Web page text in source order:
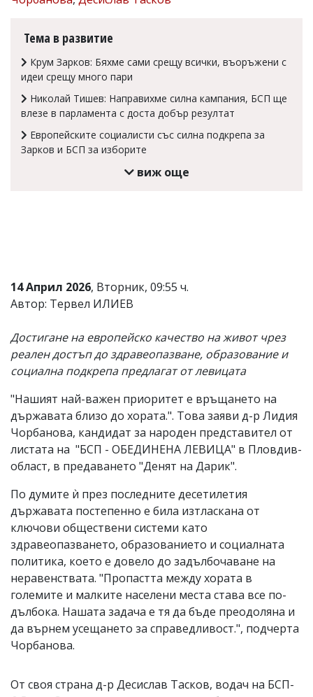
статиите
въвеждат
редакцията
носи
отговорност
ни!
Тема в развитие
Крум Зарков: Бяхме сами срещу всички, въоръжени с
идеи срещу много пари
Николай Тишев: Направихме силна кампания, БСП ще
влезе в парламента с доста добър резултат
Европейските социалисти със силна подкрепа за
Зарков и БСП за изборите
виж още
14 Април 2026, Вторник, 09:55 ч.
Автор: Тервел ИЛИЕВ
Достигане на европейско качество на живот чрез
реален достъп до здравеопазване, образование и
социална подкрепа предлагат от левицата
"Нашият най-важен приоритет е връщането на
държавата близо до хората.". Това заяви д-р Лидия
Чорбанова, кандидат за народен представител от
листата на "БСП - ОБЕДИНЕНА ЛЕВИЦА" в Пловдив-
област, в предаването "Денят на Дарик".
По думите ѝ през последните десетилетия
държавата постепенно е била изтласкана от
ключови обществени системи като
здравеопазването, образованието и социалната
политика, което е довело до задълбочаване на
неравенствата. "Пропастта между хората в
големите и малките населени места става все по-
дълбока. Нашата задача е тя да бъде преодоляна и
да върнем усещането за справедливост.", подчерта
Чорбанова.
От своя страна д-р Десислав Тасков, водач на БСП-